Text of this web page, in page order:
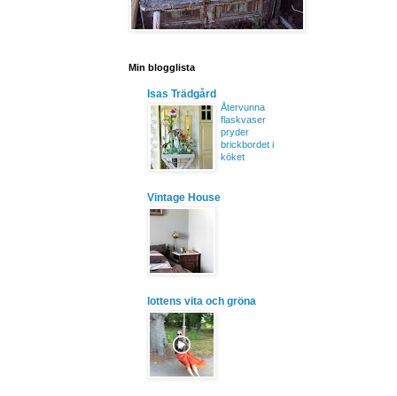
Min blogglista
Isas Trädgård
Återvunna
flaskvaser
pryder
brickbordet i
köket
Vintage House
lottens vita och gröna